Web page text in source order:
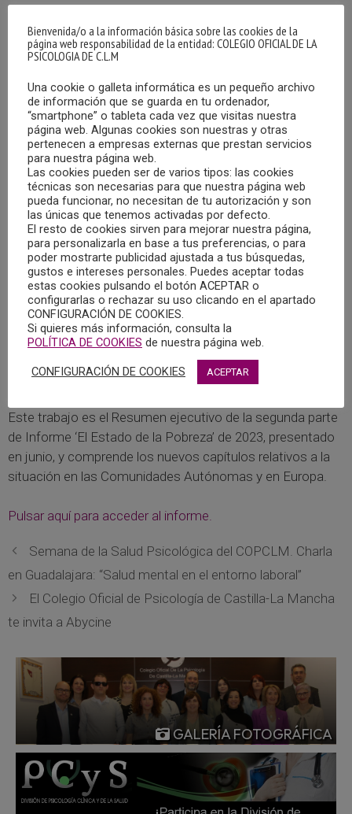
La Red Europea de Lucha contra la Pobreza (European
Anti Poverty Network – EAPN), ha publicado El XIV
Informe “El Estado sobre el Pobreza en España. Pobreza y
Territorio. Comunidades Autónomas y Unión Europea”
Se trata de un trabajo de investigación que ofrece un
análisis de los principales indicadores de pobreza y
exclusión social desde un punto de vista territorial, es
decir, que pueden medirse en las diferentes comunidades
autónomas y en España con respecto a Europa.
El objetivo es profundizar en la expresión territorial de la
pobreza y evaluar a nivel regional el cumplimiento
proporcional de las metas y objetivos asumidos en la
Agenda 2030.
Este trabajo es el Resumen ejecutivo de la segunda parte
de Informe ‘El Estado de la Pobreza’ de 2023, presentado
en junio, y comprende los nuevos capítulos relativos a la
situación en las Comunidades Autónomas y en Europa.
Pulsar aquí para acceder al informe.
Semana de la Salud Psicológica del COPCLM. Charla
en Guadalajara: “Salud mental en el entorno laboral”
El Colegio Oficial de Psicología de Castilla-La Mancha
te invita a Abycine
GALERÍA FOTOGRÁFICA
Bienvenida/o a la información básica sobre las cookies de la
página web responsabilidad de la entidad: COLEGIO OFICIAL DE LA
PSICOLOGIA DE C.L.M
Una cookie o galleta informática es un pequeño archivo
de información que se guarda en tu ordenador,
“smartphone” o tableta cada vez que visitas nuestra
página web. Algunas cookies son nuestras y otras
pertenecen a empresas externas que prestan servicios
para nuestra página web.
Las cookies pueden ser de varios tipos: las cookies
técnicas son necesarias para que nuestra página web
pueda funcionar, no necesitan de tu autorización y son
las únicas que tenemos activadas por defecto.
El resto de cookies sirven para mejorar nuestra página,
para personalizarla en base a tus preferencias, o para
poder mostrarte publicidad ajustada a tus búsquedas,
gustos e intereses personales. Puedes aceptar todas
estas cookies pulsando el botón ACEPTAR o
configurarlas o rechazar su uso clicando en el apartado
CONFIGURACIÓN DE COOKIES.
Si quieres más información, consulta la
POLÍTICA DE COOKIES de nuestra página web.
CONFIGURACIÓN DE COOKIES ACEPTAR